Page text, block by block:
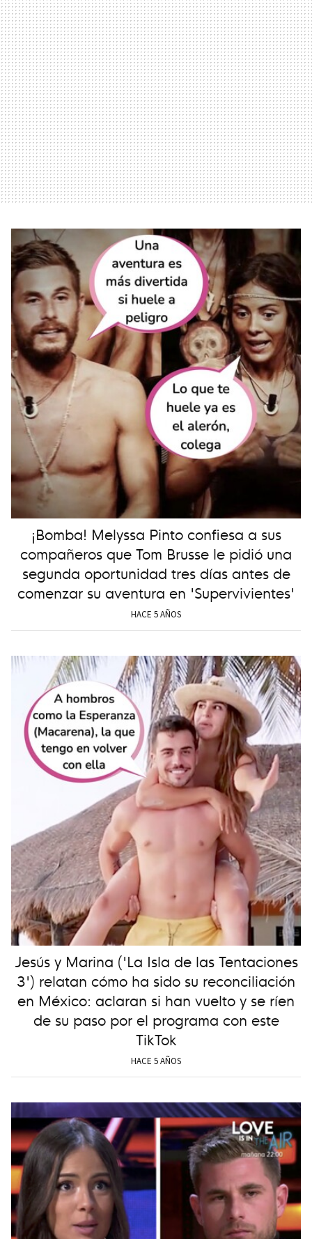
¡Bomba! Melyssa Pinto confiesa a sus
compañeros que Tom Brusse le pidió una
segunda oportunidad tres días antes de
comenzar su aventura en 'Supervivientes'
HACE 5 AÑOS
Jesús y Marina ('La Isla de las Tentaciones
3') relatan cómo ha sido su reconciliación
en México: aclaran si han vuelto y se ríen
de su paso por el programa con este
TikTok
HACE 5 AÑOS